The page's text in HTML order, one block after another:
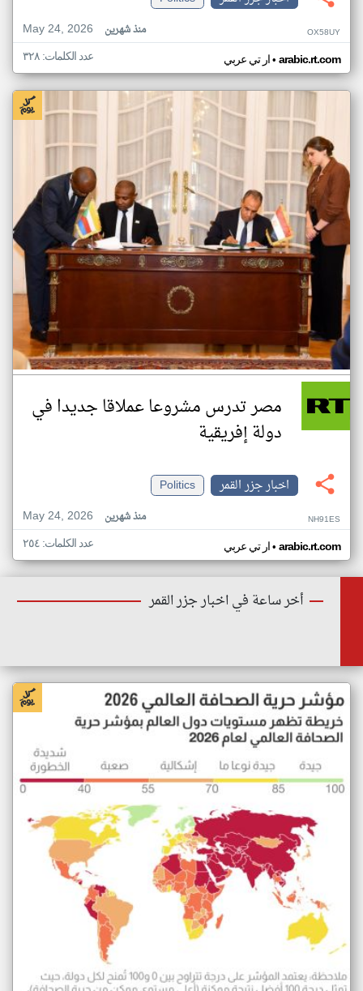
May 24, 2026
منذ شهرين OX58UY
ار تي عربي• arabic.rt.com عدد الكلمات: ٣٢٨
مصر تدرس مشروعا عملاقا جديدا في
دولة إفريقية
اخبار جزر القمر
Politics
May 24, 2026
منذ شهرين NH91ES
ار تي عربي• arabic.rt.com عدد الكلمات: ٢٥٤
أخر ساعة في اخبار جزر القمر